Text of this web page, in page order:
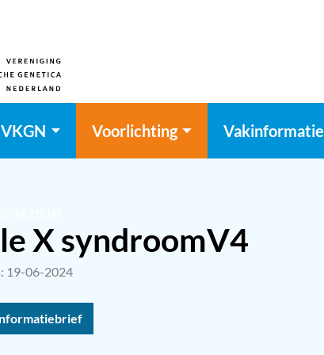
VKGN Voorlichting Vakinformatie
X syndroomV4
19-06-2024